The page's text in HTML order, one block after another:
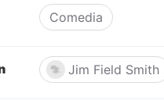
Comedia
Jim Field Smith